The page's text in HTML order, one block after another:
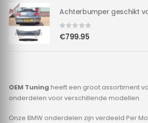
OEM Tuning heeft een groot assortiment
onderdelen voor verschillende modellen.
Onze BMW onderdelen zijn verdeeld Per
was:
is:
0out of 5
€799.95